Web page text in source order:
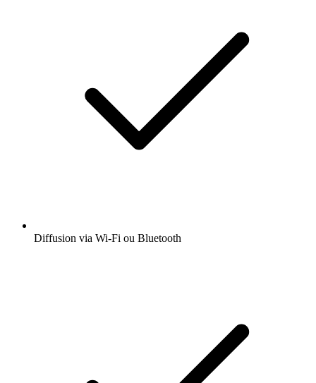
Diffusion via Wi-Fi ou Bluetooth